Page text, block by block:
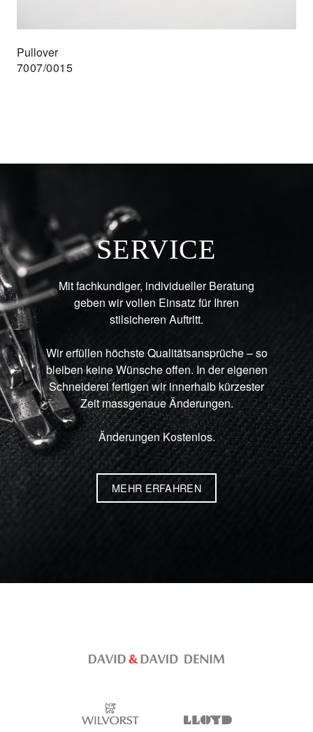
Pullover
7007/0015
SERVICE
Mit fachkundiger, individueller Beratung
geben wir vollen Einsatz für Ihren
stilsicheren Auftritt.
Wir erfüllen höchste Qualitätsansprüche – so
bleiben keine Wünsche offen. In der eigenen
Schneiderei fertigen wir innerhalb kürzester
Zeit massgenaue Änderungen.
Änderungen Kostenlos.
MEHR ERFAHREN